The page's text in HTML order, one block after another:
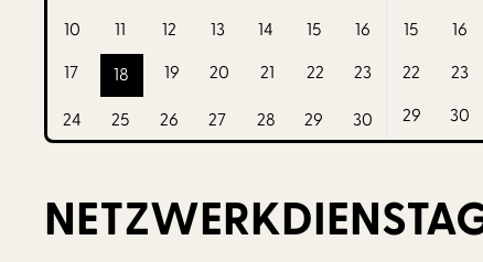
10
11 12 13 14 15
16
17
18 19 20 21 22 23
24 25 26 27 28 29 30
15
16
22
23
29
30